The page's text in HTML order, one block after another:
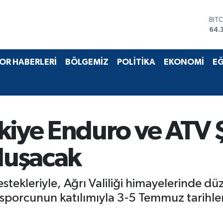
HABERLERİ BÖLGEMİZ POLİTİKA EKONOMİ
Enduro ve ATV
Ağrı Valiliği himayelerinde
katılımıyla 3-5 Temmuz